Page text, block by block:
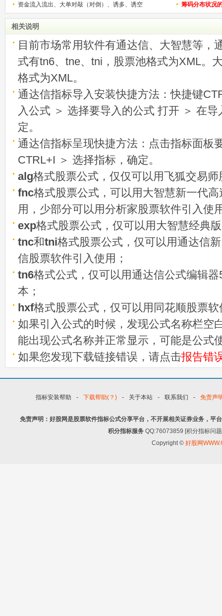
称选股法宝！
资金流入流出、大单对敲（对倒）、诱多、诱空 筹码分布状况
相关说明
目前市场常用软件有通达信、大智慧等，
式有tn6、tne、tni，股票池格式为XML。
格式为XML。
通达信指标导入安装快捷方法：快捷键
入公式 ＞ 选择要导入的公式 打开 ＞ 在
定。
通达信指标呈现快捷方法：点击指标面板
CTRL+I ＞ 选择指标，确定。
alg格式股票公式，仅仅可以用飞狐交易
fnc格式股票公式，可以用大智慧新一代
用，少部分可以用分析家股票软件引入使
exp格式股票公式，仅可以用大智慧经典
tnc和tni格式股票公式，仅可以用通达信
信股票软件引入使用；
tn6格式公式，仅可以用通达信公式编辑
本；
hxf格式股票公式，仅可以用同花顺股票
如果引入公式的时候，发现公式名称栏空
能出现公式名称并正常显示，可能是公式
如果您发现下载链接错误，请点击报告错
指标安装帮助 - 下载帮助(？) - 关于本站 - 联系我们 - 免责声
免责声明：好股网是股票软件指标公式分享平台，不开展相关证券业务，平
积分指标服务 QQ:76073859 [积分指标问
Copyright © 好股网